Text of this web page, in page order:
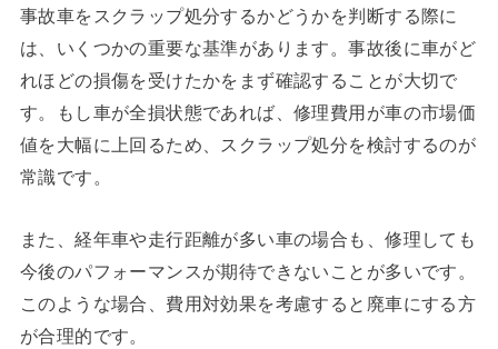
事故車をスクラップ処分するかどうかを判断する際に
は、いくつかの重要な基準があります。事故後に車がど
れほどの損傷を受けたかをまず確認することが大切で
す。もし車が全損状態であれば、修理費用が車の市場価
値を大幅に上回るため、スクラップ処分を検討するのが
常識です。
また、経年車や走行距離が多い車の場合も、修理しても
今後のパフォーマンスが期待できないことが多いです。
このような場合、費用対効果を考慮すると廃車にする方
が合理的です。